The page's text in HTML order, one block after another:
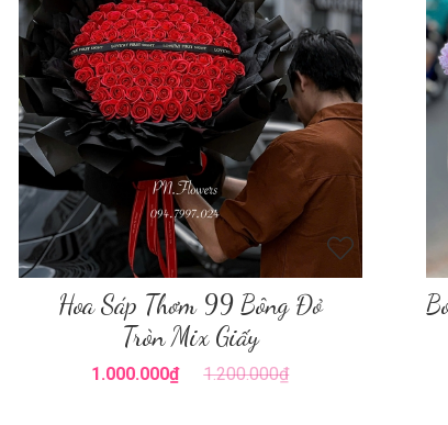
Hoa Sáp Thơm 99 Bông Đỏ
Tròn Mix Giấy
1.000.000₫ 1.200.000₫